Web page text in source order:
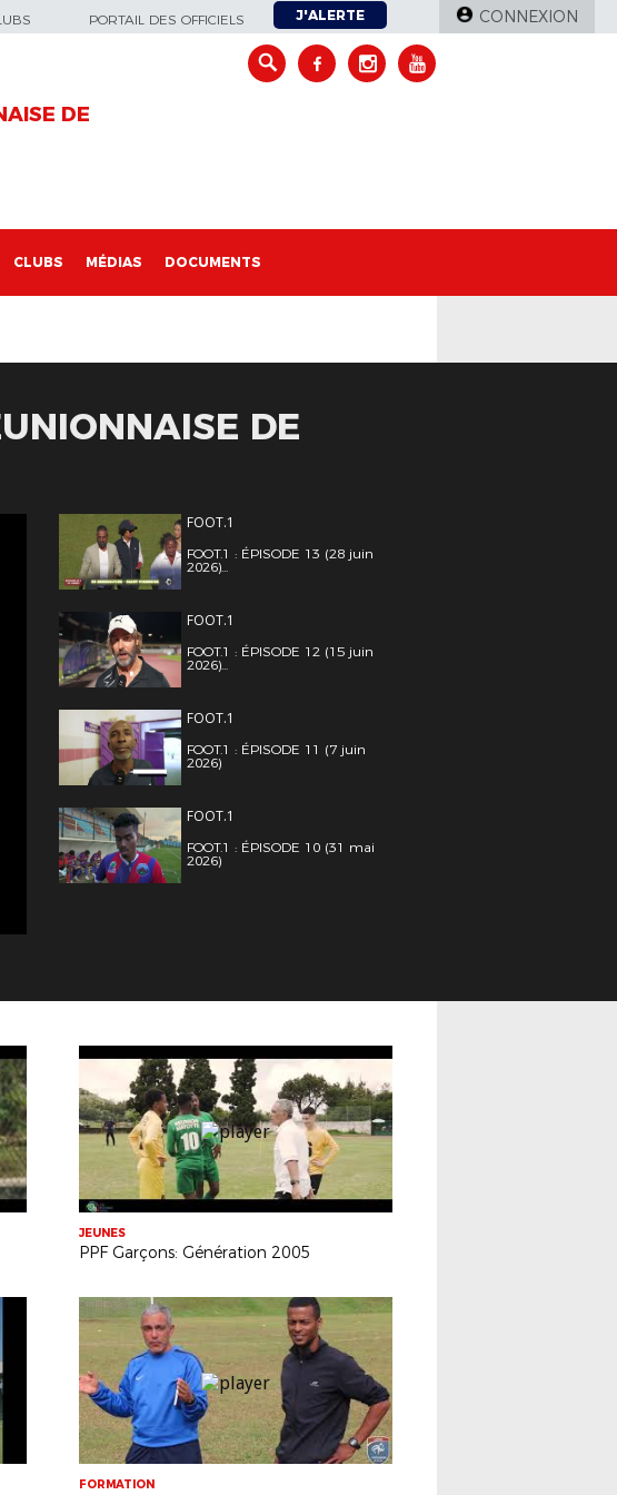
PORTAIL DES OFFICIELS J'ALERTE CONNEXION
DE
CLUBS MÉDIAS DOCUMENTS
DE
FOOT.1
FOOT.1 : ÉPISODE 13 (28 juin
2026)...
FOOT.1
FOOT.1 : ÉPISODE 12 (15 juin
2026)...
FOOT.1
FOOT.1 : ÉPISODE 11 (7 juin
2026)
FOOT.1
FOOT.1 : ÉPISODE 10 (31 mai
2026)
JEUNES
PPF Garçons: Génération 2005
FORMATION